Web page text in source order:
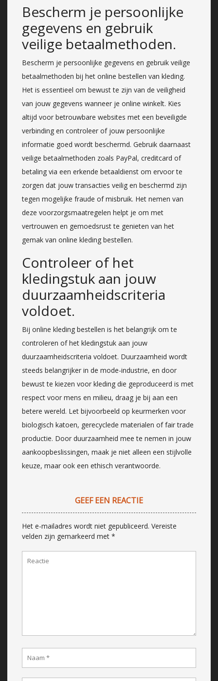
Bescherm je persoonlijke
gegevens en gebruik
veilige betaalmethoden.
Bescherm je persoonlijke gegevens en gebruik veilige
betaalmethoden bij het online bestellen van kleding.
Het is essentieel om bewust te zijn van de veiligheid
van jouw gegevens wanneer je online winkelt. Kies
altijd voor betrouwbare websites met een beveiligde
verbinding en controleer of jouw persoonlijke
informatie goed wordt beschermd. Gebruik daarnaast
veilige betaalmethoden zoals PayPal, creditcard of
betaling via een erkende betaaldienst om ervoor te
zorgen dat jouw transacties veilig en beschermd zijn
tegen mogelijke fraude of misbruik. Het nemen van
deze voorzorgsmaatregelen helpt je om met
vertrouwen en gemoedsrust te genieten van het
gemak van online kleding bestellen.
Controleer of het
kledingstuk aan jouw
duurzaamheidscriteria
voldoet.
Bij online kleding bestellen is het belangrijk om te
controleren of het kledingstuk aan jouw
duurzaamheidscriteria voldoet. Duurzaamheid wordt
steeds belangrijker in de mode-industrie, en door
bewust te kiezen voor kleding die geproduceerd is met
respect voor mens en milieu, draag je bij aan een
betere wereld. Let bijvoorbeeld op keurmerken voor
biologisch katoen, gerecyclede materialen of fair trade
productie. Door duurzaamheid mee te nemen in jouw
aankoopbeslissingen, maak je niet alleen een stijlvolle
keuze, maar ook een ethisch verantwoorde.
GEEF EEN REACTIE
Het e-mailadres wordt niet gepubliceerd. Vereiste
velden zijn gemarkeerd met *